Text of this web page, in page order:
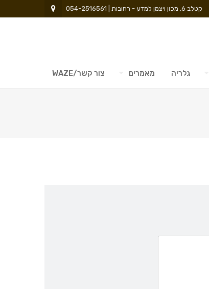
קטלב 6, מכון ויצמן למדע - רחובות | 054-2516561
גלריה מאמרים צור קשר/WAZE